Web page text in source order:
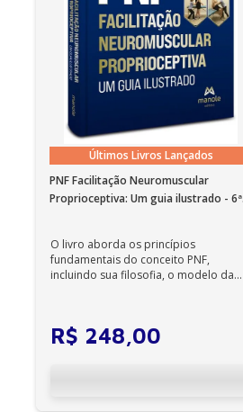
Últimos Livros Lançados
PNF Facilitação Neuromuscular
Proprioceptiva: Um guia ilustrado - 6ª
O livro aborda os princípios
fundamentais do conceito PNF,
incluindo sua filosofia, o modelo da
R$ 248,00